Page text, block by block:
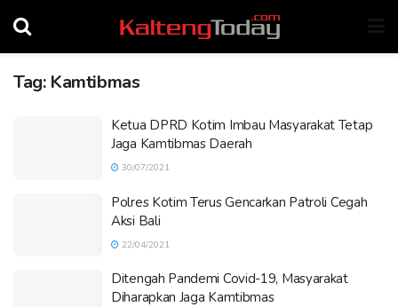
Tag: Kamtibmas
Ketua DPRD Kotim Imbau Masyarakat Tetap
Jaga Kamtibmas Daerah
30/07/2021
Polres Kotim Terus Gencarkan Patroli Cegah
Aksi Bali
22/04/2021
Ditengah Pandemi Covid-19, Masyarakat
Diharapkan Jaga Kamtibmas